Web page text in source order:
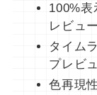
100%
レビュ
タイム
プレビ
色再現